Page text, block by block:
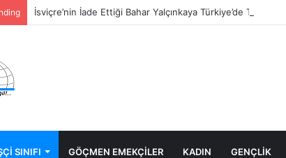
İsviçre’nin İade Ettiği Bahar Yalçınkaya Türkiye’de Tutuklandı
SINIFI GÖÇMEN EMEKÇİLER KADIN GENÇLİK